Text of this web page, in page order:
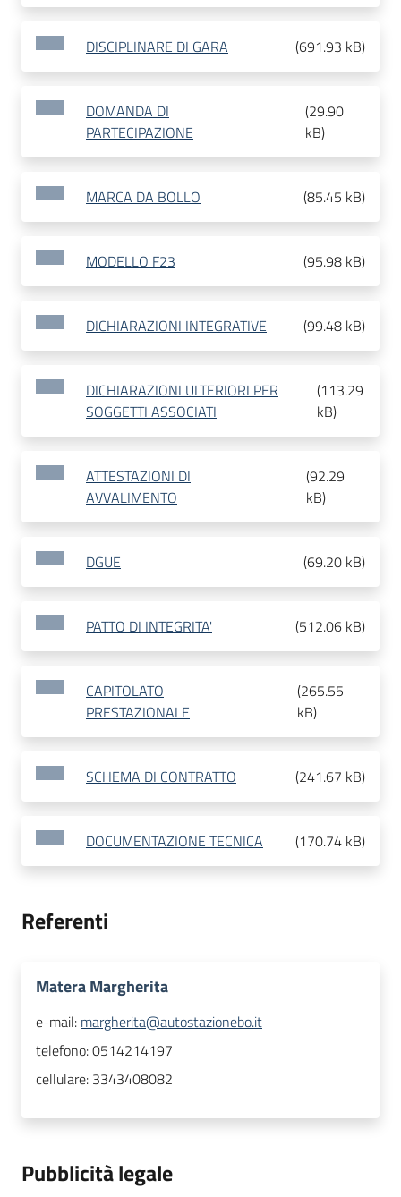
DISCIPLINARE DI GARA (691.93 kB)
DOMANDA DI
PARTECIPAZIONE
(29.90
kB)
MARCA DA BOLLO (85.45 kB)
MODELLO F23 (95.98 kB)
DICHIARAZIONI INTEGRATIVE (99.48 kB)
DICHIARAZIONI ULTERIORI PER
SOGGETTI ASSOCIATI
(113.29
kB)
ATTESTAZIONI DI
AVVALIMENTO
(92.29
kB)
DGUE (69.20 kB)
PATTO DI INTEGRITA' (512.06 kB)
CAPITOLATO
PRESTAZIONALE
(265.55
kB)
SCHEMA DI CONTRATTO (241.67 kB)
DOCUMENTAZIONE TECNICA (170.74 kB)
Referenti
Matera Margherita
e-mail: margherita@autostazionebo.it
telefono:0514214197
cellulare: 3343408082
Pubblicità legale